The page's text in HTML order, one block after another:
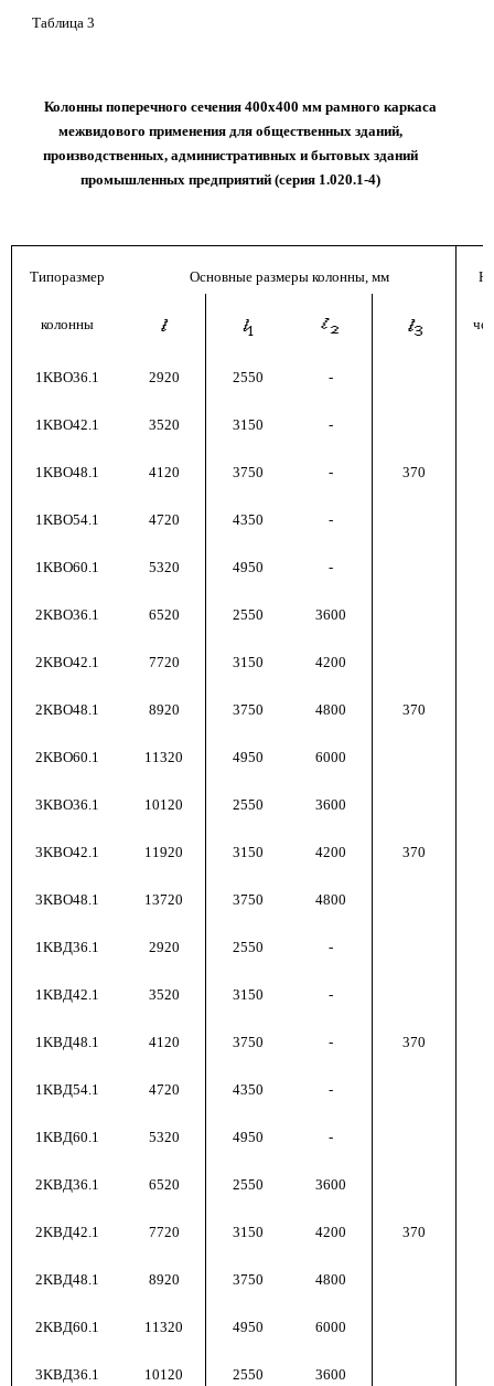
Таблица 3
Колонны поперечного сечения 400х400 мм рамного каркаса
межвидового применения для общественных зданий,
производственных, административных и бытовых зданий
промышленных предприятий (серия 1.020.1-4)
Типоразмер Основные размеры колонны, мм
колонны
1KBO36.1 2920 2550 -
1KBO42.1 3520 3150 -
1KBO48.1 4120 3750 - 370
1KBO54.1 4720 4350 -
1KBO60.1 5320 4950 -
2KBO36.1 6520 2550 3600
2KBO42.1 7720 3150 4200
2KBO48.1 8920 3750 4800 370
2KBO60.1 11320 4950 6000
3KBO36.1 10120 2550 3600
3KBO42.1 11920 3150 4200 370
3KBO48.1 13720 3750 4800
1KBД36.1 2920 2550 -
1KBД42.1 3520 3150 -
1KBД48.1 4120 3750 - 370
1KBД54.1 4720 4350 -
1KBД60.1 5320 4950 -
2KBД36.1 6520 2550 3600
2KBД42.1 7720 3150 4200 370
2KBД48.1 8920 3750 4800
2KBД60.1 11320 4950 6000
3KBД36.1 10120 2550 3600